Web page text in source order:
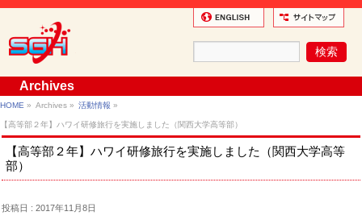
Archives
HOME » Archives » 活動情報 »
【高等部２年】ハワイ研修旅行を実施しました（関西大学高等部）
【高等部２年】ハワイ研修旅行を実施しました（関西大学高等
部）
投稿日 : 2017年11月8日